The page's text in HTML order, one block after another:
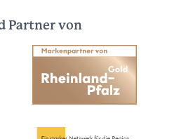
Partner von